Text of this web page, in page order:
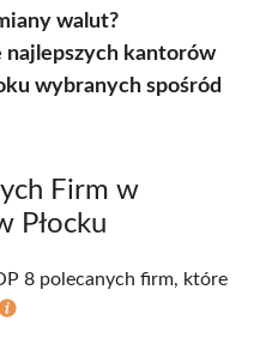
walut?
najlepszych kantorów
wybranych spośród
Firm w
Płocku
8 polecanych firm, które